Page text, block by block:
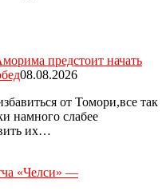
предстоит начать
08.08.2026
от Томори,все так
намного слабее
их…
«Челси» —